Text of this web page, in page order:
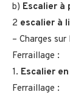
b) Escalier à
2 escalier à
– Charges sur
Ferraillage :
1. Escalier
Ferraillage :